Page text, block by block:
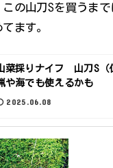
の山刀Sを買うま
ます。
菜採りナイフ 山刀S
や海でも使えるかも
2025.06.08